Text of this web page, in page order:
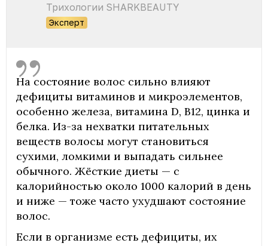
Трихологии SHARKBEAUTY
Эксперт
На состояние волос сильно влияют
дефициты витаминов и микроэлементов,
особенно железа, витамина D, В12, цинка и
белка. Из-за нехватки питательных
веществ волосы могут становиться
сухими, ломкими и выпадать сильнее
обычного. Жёсткие диеты — с
калорийностью около 1000 калорий в день
и ниже — тоже часто ухудшают состояние
волос.
Если в организме есть дефициты, их